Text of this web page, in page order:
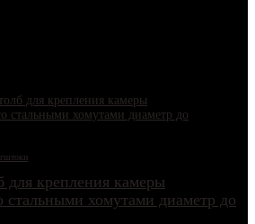
для крепления камеры
стальными хомутами диаметр до